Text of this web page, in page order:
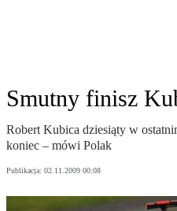
Smutny finisz
Robert Kubica dziesiąty w
koniec – mówi Polak
Publikacja: 02.11.2009 00:08